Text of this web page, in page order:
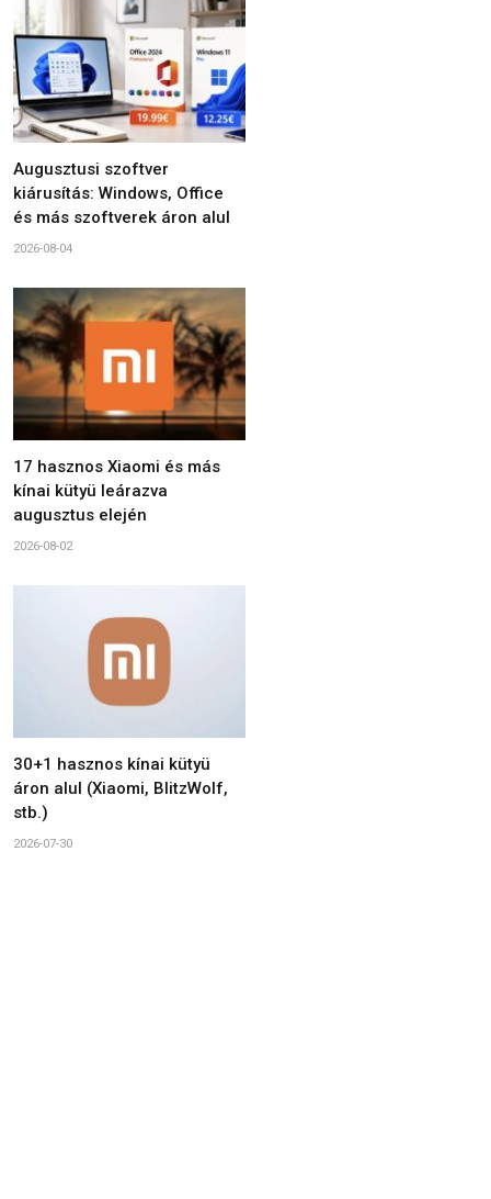
Augusztusi szoftver
kiárusítás: Windows, Office
és más szoftverek áron alul
2026-08-04
17 hasznos Xiaomi és más
kínai kütyü leárazva
augusztus elején
2026-08-02
30+1 hasznos kínai kütyü
áron alul (Xiaomi, BlitzWolf,
stb.)
2026-07-30